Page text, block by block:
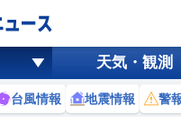
天気・観測
台風情報 地震情報 警